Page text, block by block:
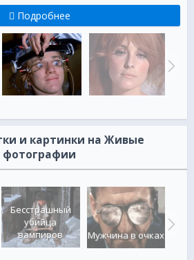
Подробнее
и картинки на Живые
фотографии
Бесстрашный
убийца
вампиров
Мужчина в очках